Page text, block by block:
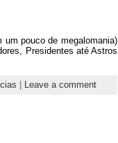
pouco de megalomania)
Presidentes até Astros
Leave a comment